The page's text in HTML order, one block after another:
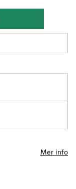
Mer info